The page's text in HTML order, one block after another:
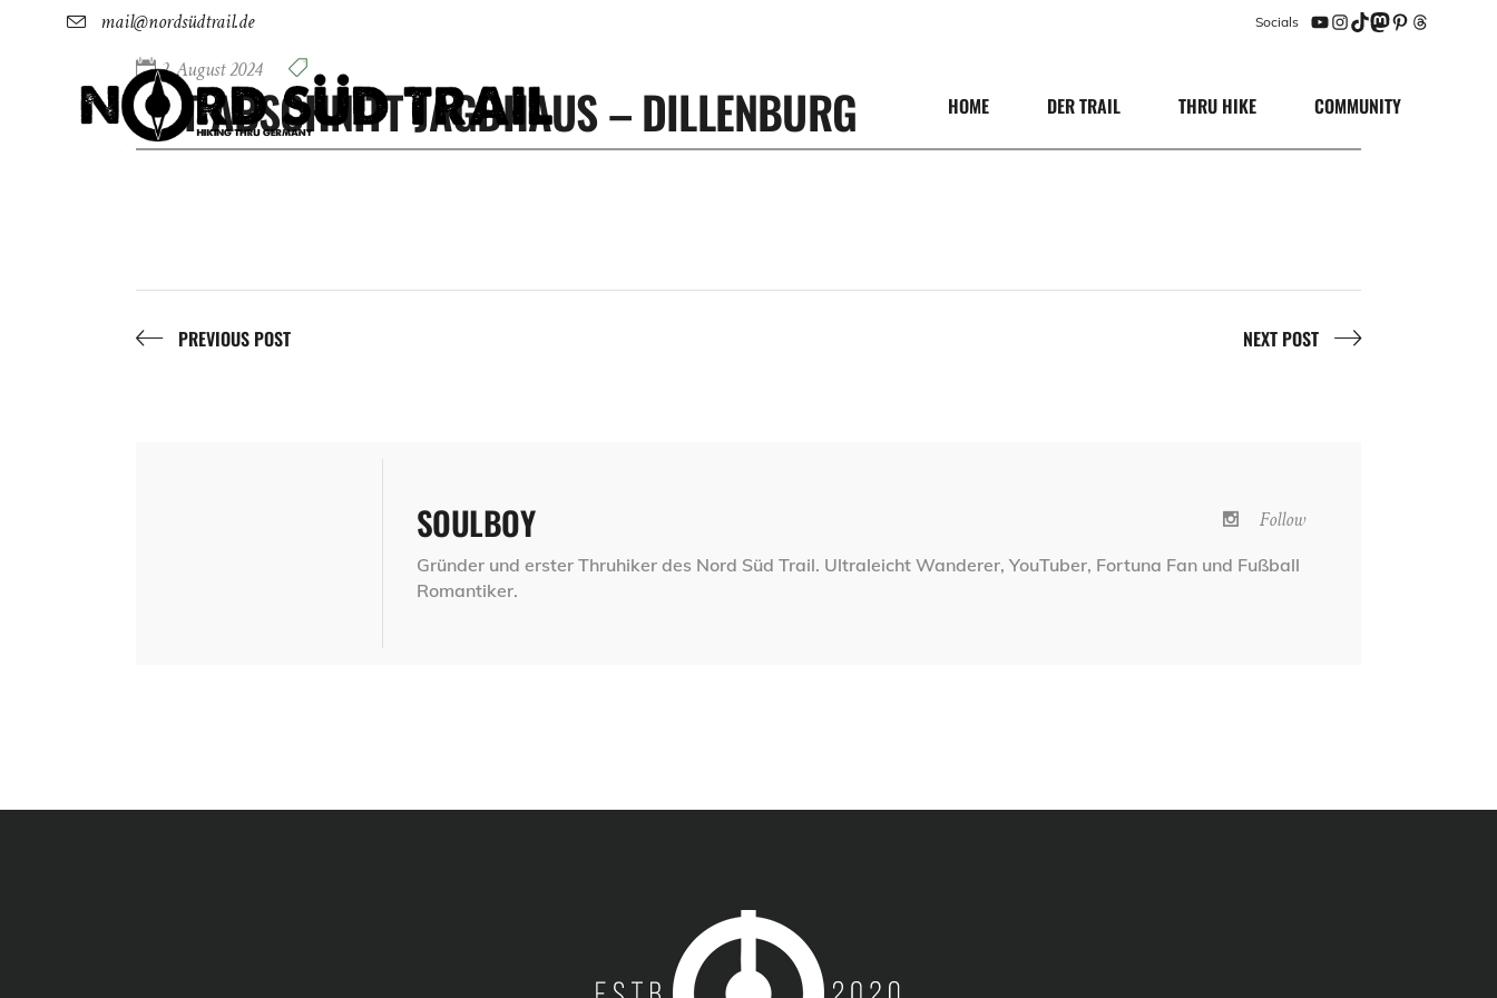
mail@nordsüdtrail.de Socials
YouTube
Instagram
TikTok
Mastodon
Pinterest
Threads
HOME DER TRAIL THRU HIKE COMMUNITY
2. August 2024
NST ABSCHNITT JAGDHAUS – DILLENBURG
PREVIOUS POST NEXT POST
Follow
SOULBOY
Gründer und erster Thruhiker des Nord Süd Trail. Ultraleicht Wanderer, YouTuber, Fortuna Fan und Fußball
Romantiker.